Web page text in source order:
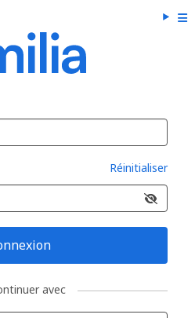
Réinitialiser
avec